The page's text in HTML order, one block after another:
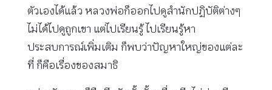
ตัวเองได้แล้ว หลวงพ่อก็ออกไปดูสำนักปฏิบัติต่างๆ
ไม่ได้ไปดูถูกเขา แต่ไปเรียนรู้ ไปเรียนรู้หา
ประสบการณ์เพิ่มเติม ก็พบว่าปัญหาใหญ่ของแต่ละ
ที่ ก็คือเรื่องของสมาธิ